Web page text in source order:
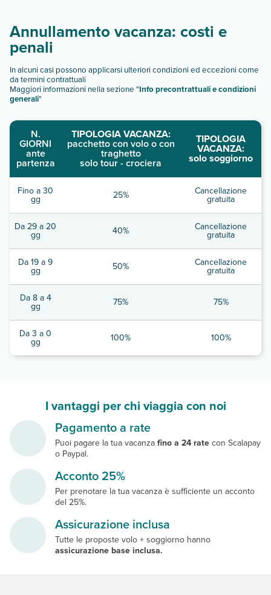
Annullamento vacanza: costi e
penali
In alcuni casi possono applicarsi ulteriori condizioni ed eccezioni come
da termini contrattuali
Maggiori informazioni nella sezione "Info precontrattuali e condizioni
generali"
N.
GIORNI
ante
partenza
TIPOLOGIA VACANZA:
pacchetto con volo o con
traghetto
solo tour - crociera
TIPOLOGIA
VACANZA:
solo soggiorno
Fino a 30
gg 25% Cancellazione
gratuita
Da 29 a 20
gg 40% Cancellazione
gratuita
Da 19 a 9
gg 50% Cancellazione
gratuita
Da 8 a 4
gg 75% 75%
Da 3 a 0
gg 100% 100%
I vantaggi per chi viaggia con noi
Pagamento a rate
Puoi pagare la tua vacanzafino a 24 ratecon Scalapay
o Paypal.
Acconto 25%
Per prenotare la tua vacanza è sufficiente un acconto
del 25%.
Assicurazione inclusa
Tutte le proposte volo + soggiorno hanno
assicurazione base inclusa.